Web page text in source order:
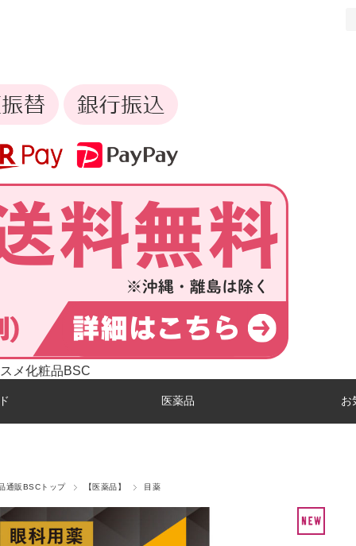
メ化粧品BSC
医薬品 お
通販BSCトップ 【医薬品】 目薬